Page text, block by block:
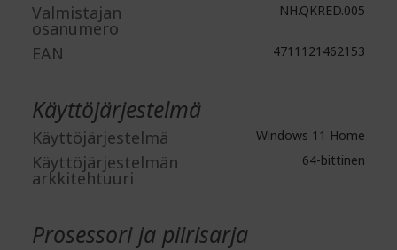
Valmistajan
osanumero
NH.QKRED.005
EAN 4711121462153
Käyttöjärjestelmä
Käyttöjärjestelmä Windows 11 Home
Käyttöjärjestelmän
arkkitehtuuri
64-bittinen
Prosessori ja piirisarja